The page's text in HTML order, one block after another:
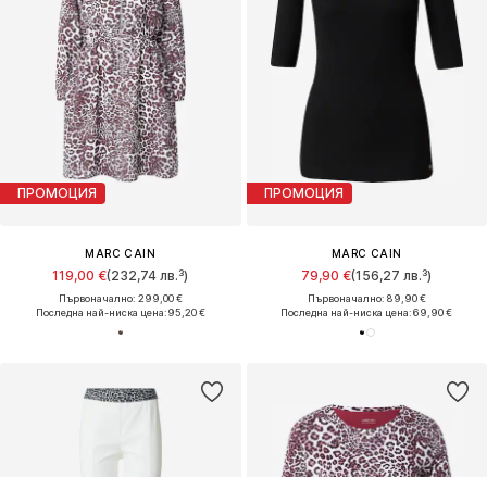
ПРОМОЦИЯ
MARC CAIN
119,00 €(232,74 лв.³)
Първоначално: 299,00 €
Последна най-ниска цена:95,20 €
ПРОМОЦИЯ
MARC CAIN
79,90 €(156,27 лв.³)
Първоначално: 89,90 €
Последна най-ниска цена:69,90 €